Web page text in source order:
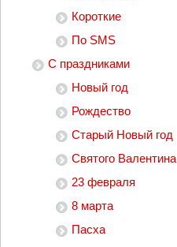
Короткие
По SMS
С праздниками
Новый год
Рождество
Старый Новый год
Святого Валентина
23 февраля
8 марта
Пасха